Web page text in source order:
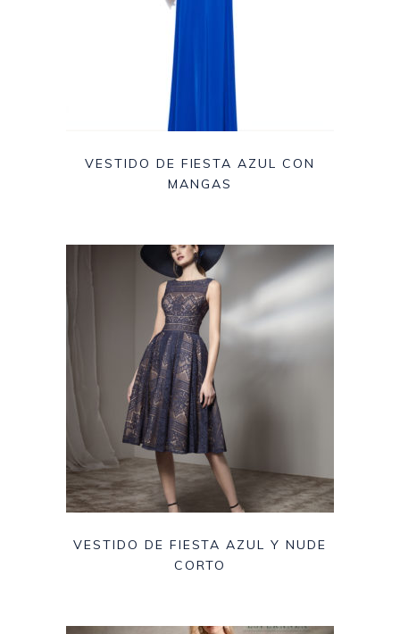
VESTIDO DE FIESTA AZUL CON
MANGAS
VESTIDO DE FIESTA AZUL Y NUDE
CORTO